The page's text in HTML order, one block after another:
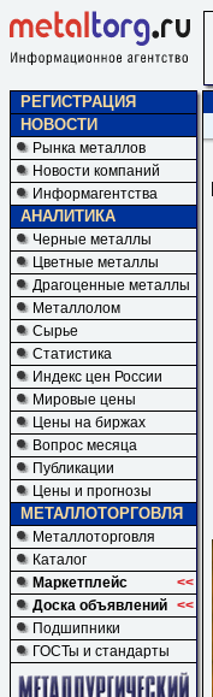
РЕГИСТРАЦИЯ
НОВОСТИ
Рынка металлов
Новости компаний
Информагентства
АНАЛИТИКА
Черные металлы
Цветные металлы
Драгоценные металлы
Металлолом
Сырье
Статистика
Индекс цен России
Мировые цены
Цены на биржах
Вопрос месяца
Публикации
Цены и прогнозы
МЕТАЛЛОТОРГОВЛЯ
Металлоторговля
Каталог
Маркетплейс
<<
Доска объявлений <<
Подшипники
ГОСТы и стандарты